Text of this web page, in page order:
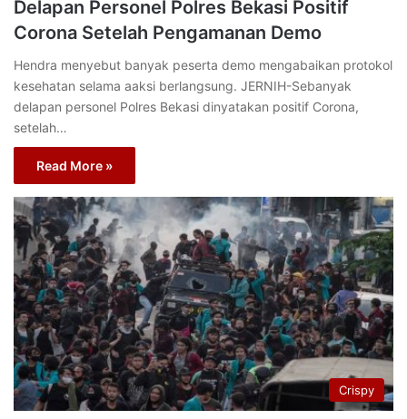
Delapan Personel Polres Bekasi Positif
Corona Setelah Pengamanan Demo
Hendra menyebut banyak peserta demo mengabaikan protokol
kesehatan selama aaksi berlangsung. JERNIH-Sebanyak
delapan personel Polres Bekasi dinyatakan positif Corona,
setelah…
Read More »
Crispy